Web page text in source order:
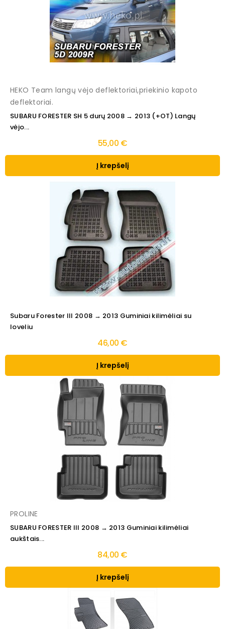
HEKO Team langų vėjo deflektoriai,priekinio kapoto
deflektoriai.
SUBARU FORESTER SH 5 durų 2008 → 2013 (+OT) Langų
vėjo...
55,00 €
Į krepšelį
Subaru Forester III 2008 → 2013 Guminiai kilimėliai su
loveliu
46,00 €
Į krepšelį
PROLINE
SUBARU FORESTER III 2008 → 2013 Guminiai kilimėliai
aukštais...
84,00 €
Į krepšelį